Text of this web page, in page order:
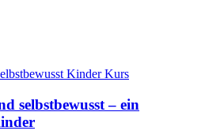
selbstbewusst – ein